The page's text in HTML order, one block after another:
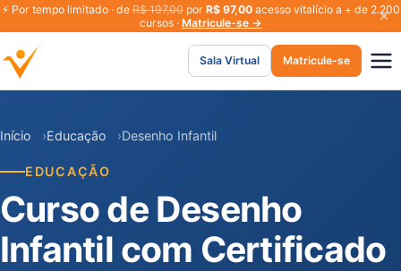
⚡ Por tempo limitado · deR$ 197,00por R$ 97,00acesso vitalício a + de 2.200
cursos · Matricule-se →
Sala Virtual Matricule-se
Início Educação Desenho Infantil
EDUCAÇÃO
Curso de Desenho
Infantil com Certificado